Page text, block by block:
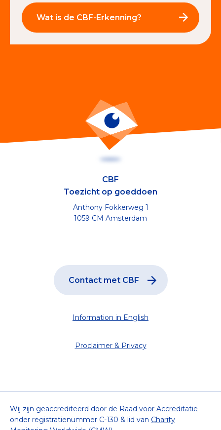
Wat is de CBF-Erkenning?
CBF
Toezicht op goeddoen
Anthony Fokkerweg 1
1059 CM Amsterdam
Contact met CBF
Information in English
Proclaimer & Privacy
Wij zijn geaccrediteerd door de Raad voor Accreditatie
onder registratienummer C-130 & lid van Charity